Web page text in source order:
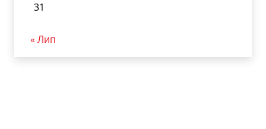
31
« Лип